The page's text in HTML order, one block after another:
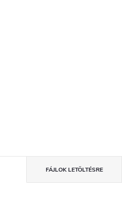
FÁJLOK LETÖLTÉSRE